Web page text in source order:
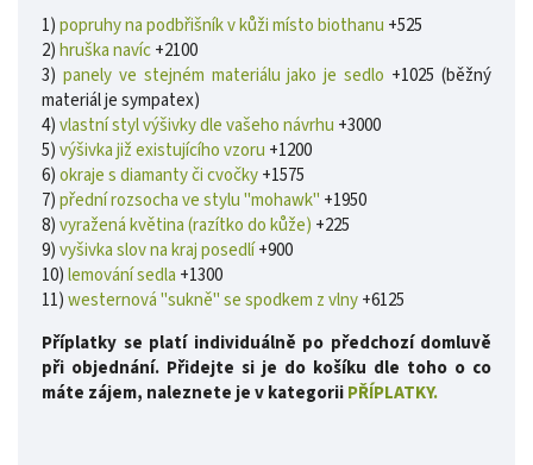
1)popruhy na podbřišník v kůži místo biothanu +525
2)hruška navíc+2100
3) panely ve stejném materiálu jako je sedlo +1025 (běžný
materiál je sympatex)
4)vlastní styl výšivky dle vašeho návrhu +3000
5)výšivka již existujícího vzoru +1200
6)okraje s diamanty či cvočky+1575
7)přední rozsocha ve stylu "mohawk" +1950
8)vyražená květina (razítko do kůže) +225
9)vyšivka slov na kraj posedlí+900
10)lemování sedla +1300
11)westernová "sukně" se spodkem z vlny+6125
Příplatky se platí individuálně po předchozí domluvě
při objednání. Přidejte si je do košíku dle toho o co
máte zájem, naleznete je v kategoriiPŘÍPLATKY.